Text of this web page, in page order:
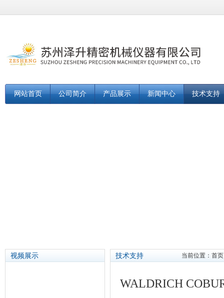
网站首页 公司简介 产品展示 新闻中心 技术支持
视频展示 技术支持 当前位置： 首页
WALDRICH